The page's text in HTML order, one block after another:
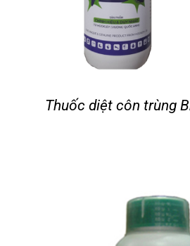
Thuốc diệt côn trùng